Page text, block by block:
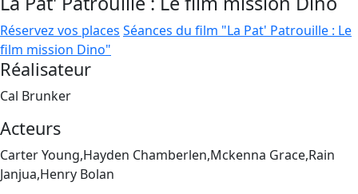
Réservez vos places Séances du film "La Pat' Patrouille : Le
film mission Dino"
Réalisateur
Cal Brunker
Acteurs
Carter Young,Hayden Chamberlen,Mckenna Grace,Rain
Janjua,Henry Bolan